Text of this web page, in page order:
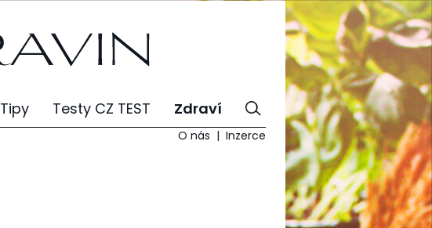
Tipy Testy CZ TEST Zdraví
O nás Inzerce